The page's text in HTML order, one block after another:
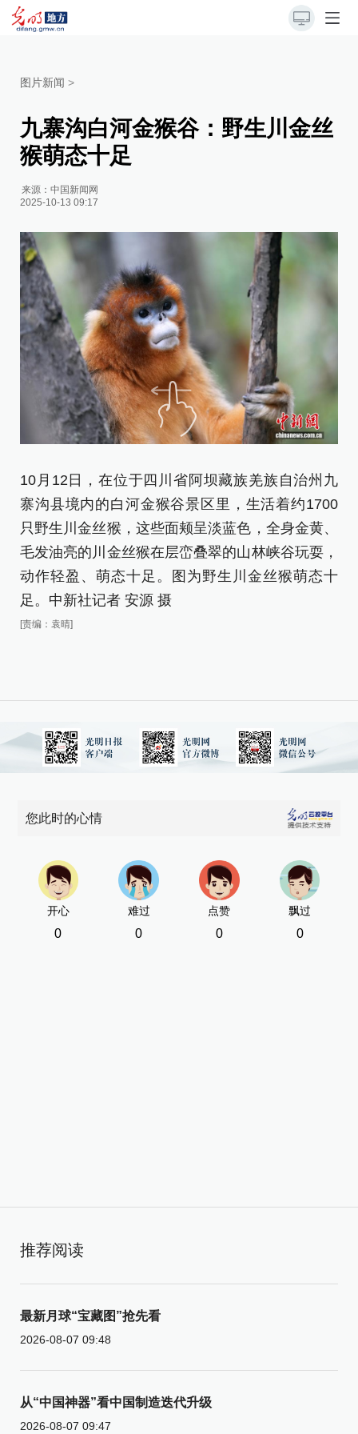
图片新闻 >
九寨沟白河金猴谷：野生川金丝
猴萌态十足
来源：中国新闻网
2025-10-13 09:17
10月12日，在位于四川省阿坝藏族羌族自治州九
寨沟县境内的白河金猴谷景区里，生活着约1700
只野生川金丝猴，这些面颊呈淡蓝色，全身金黄、
毛发油亮的川金丝猴在层峦叠翠的山林峡谷玩耍，
动作轻盈、萌态十足。图为野生川金丝猴萌态十
足。中新社记者 安源 摄
[责编：袁晴]
您此时的心情
开心
0
难过
0
点赞
0
飘过
0
推荐阅读
最新月球“宝藏图”抢先看
2026-08-07 09:48
从“中国神器”看中国制造迭代升级
2026-08-07 09:47